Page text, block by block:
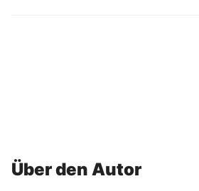
Über den Autor